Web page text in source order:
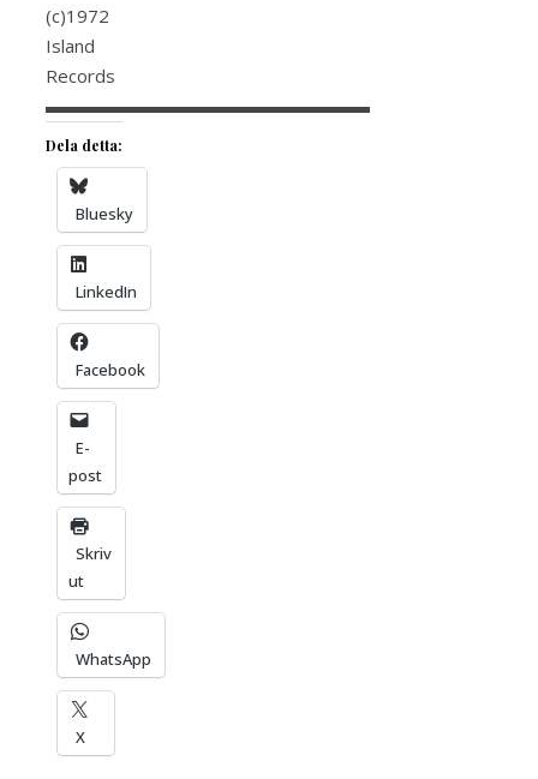
(c)1972
Island
Records
▬▬▬▬▬▬▬▬▬▬▬▬▬▬▬▬▬▬
Dela detta:
Bluesky
LinkedIn
Facebook
E-
post
Skriv
ut
WhatsApp
X